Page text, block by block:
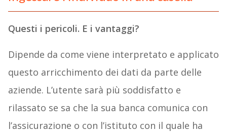
Questi i pericoli. E i vantaggi?
Dipende da come viene interpretato e applicato
questo arricchimento dei dati da parte delle
aziende. L’utente sarà più soddisfatto e
rilassato se sa che la sua banca comunica con
l’assicurazione o con l’istituto con il quale ha